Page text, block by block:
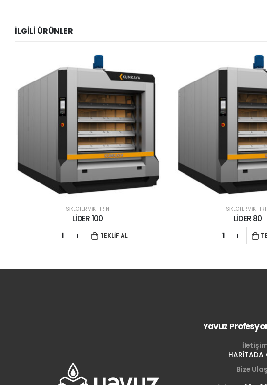
İLGILI ÜRÜNLER
SİKLOTERMİK FIRIN
LİDER 100
TEKLİF AL
SİKLOTERMİK
LİDER 80
Yavuz
İletişim
HARİTADA
Bize